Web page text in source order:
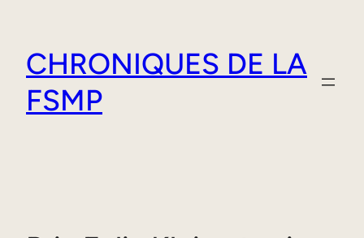
contenu
CHRONIQUES DE LA
FSMP